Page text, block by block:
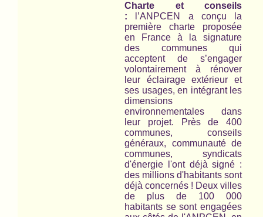
Charte et conseils
: l’ANPCEN a conçu la
première charte proposée
en France à la signature
des communes qui
acceptent de s’engager
volontairement à rénover
leur éclairage extérieur et
ses usages, en intégrant les
dimensions
environnementales dans
leur projet. Près de 400
communes, conseils
généraux, communauté de
communes, syndicats
d'énergie l'ont déjà signé :
des millions d'habitants sont
déjà concernés ! Deux villes
de plus de 100 000
habitants se sont engagées